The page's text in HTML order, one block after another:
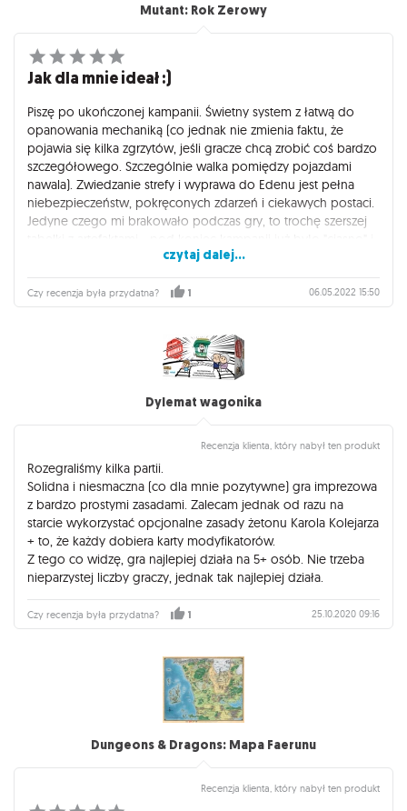
Mutant: Rok Zerowy
Jak dla mnie ideał :)
Piszę po ukończonej kampanii. Świetny system z łatwą do
opanowania mechaniką (co jednak nie zmienia faktu, że
pojawia się kilka zgrzytów, jeśli gracze chcą zrobić coś bardzo
szczegółowego. Szczególnie walka pomiędzy pojazdami
nawala). Zwiedzanie strefy i wyprawa do Edenu jest pełna
niebezpieczeństw, pokręconych zdarzeń i ciekawych postaci.
Jedyne czego mi brakowało podczas gry, to trochę szerszej
graczom zdarzało się losować te same i konieczne było
wybranie z tabelki artefaktu obok. Każda postać do wyboru
jest super (chociaż Kronikarz odczuwalnie ma potężną
zdolność) i jest sporo dziwnych przeciwników oraz
Zanim jednak przystąpimy do prowadzenia, bardzo polecam
zakup dwóch lub trzech zestawów k6 do bitewniaków w
różnych kolorach. Gra wymaga rzucania kościami
sześciennymi w trzech różnych kolorach i im dłuższa
kampania, tym więcej tych kości możemy wygenerować.
Zakupienie zestawów do bitewniaków jest więc najprostszym
czytaj dalej...
Czy recenzja była przydatna? 1 06.05.2022 15:50
Dylemat wagonika
Recenzja klienta, który nabył ten produkt
Rozegraliśmy kilka partii.
Solidna i niesmaczna (co dla mnie pozytywne) gra imprezowa
z bardzo prostymi zasadami. Zalecam jednak od razu na
starcie wykorzystać opcjonalne zasady żetonu Karola Kolejarza
+ to, że każdy dobiera karty modyfikatorów.
Z tego co widzę, gra najlepiej działa na 5+ osób. Nie trzeba
nieparzystej liczby graczy, jednak tak najlepiej działa.
Czy recenzja była przydatna? 1 25.10.2020 09:16
Dungeons & Dragons: Mapa Faerunu
Recenzja klienta, który nabył ten produkt